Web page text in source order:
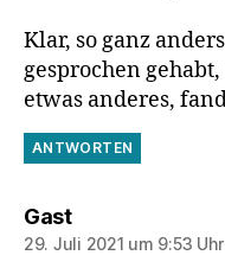
Klar, so ganz
gesprochen
etwas anderes,
ANTWORTEN
Gastsagt:
29. Juli 2021 um 9:53 Uhr